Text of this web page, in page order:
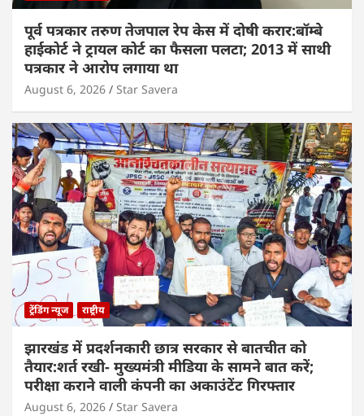
पूर्व पत्रकार तरुण तेजपाल रेप केस में दोषी करार:बॉम्बे
हाईकोर्ट ने ट्रायल कोर्ट का फैसला पलटा; 2013 में साथी
पत्रकार ने आरोप लगाया था
August 6, 2026 Star Savera
ट्रेंडिंग न्यूज राष्ट्रीय
झारखंड में प्रदर्शनकारी छात्र सरकार से बातचीत को
तैयार:शर्त रखी- मुख्यमंत्री मीडिया के सामने बात करें;
परीक्षा कराने वाली कंपनी का अकाउंटेंट गिरफ्तार
August 6, 2026 Star Savera